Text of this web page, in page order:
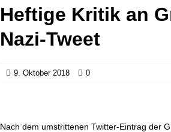
Heftige Kritik an
Nazi-Tweet
9. Oktober 2018 0
Nach dem umstrittenen Twitter-Eintrag der